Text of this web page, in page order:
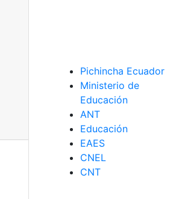
Pichincha Ecuador
Ministerio de
Educación
ANT
Educación
EAES
CNEL
CNT